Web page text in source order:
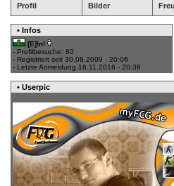
Profil Bilder
• Infos
[E]!n!
- Profilbesuche: 80
- Registriert seit 30.08.2009 - 20:06
- Letzte Anmeldung 16.11.2016 - 20:36
• Userpic